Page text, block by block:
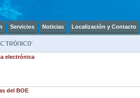
Servicios Noticias Localización y Contacto
electrónica
del BOE